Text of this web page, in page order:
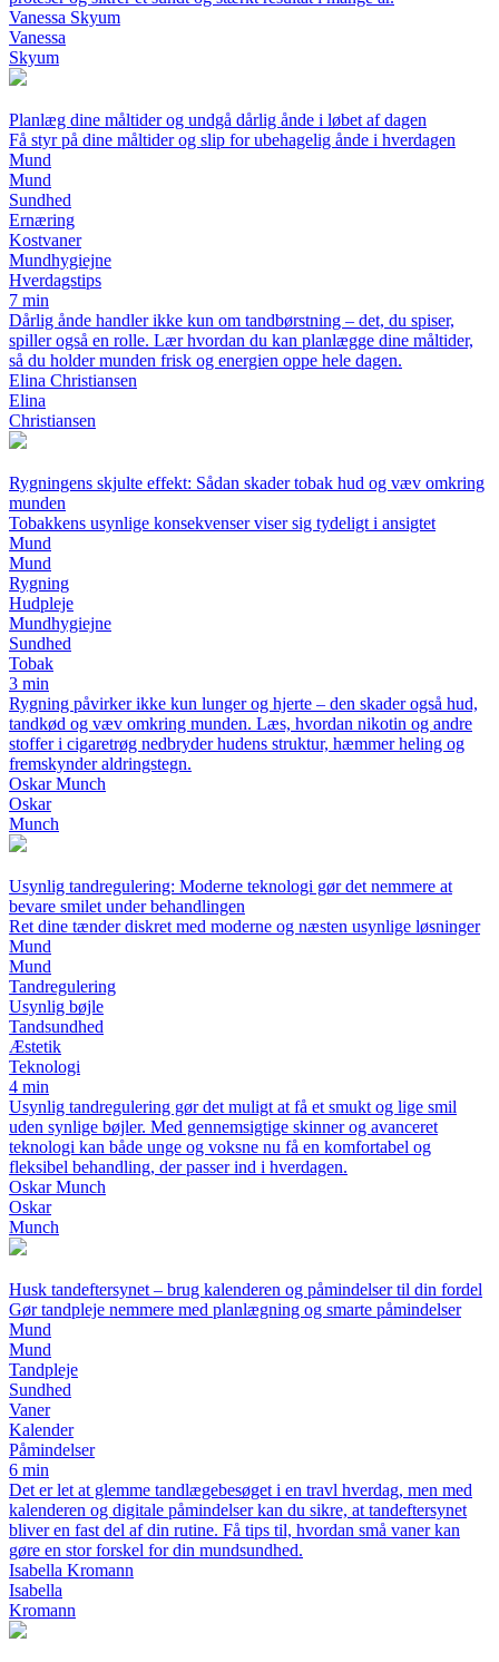
Vanessa Skyum
Vanessa
Skyum
Planlæg dine måltider og undgå dårlig ånde i løbet af dagen
Få styr på dine måltider og slip for ubehagelig ånde i hverdagen
Mund
Mund
Sundhed
Ernæring
Kostvaner
Mundhygiejne
Hverdagstips
7 min
Dårlig ånde handler ikke kun om tandbørstning – det, du spiser,
spiller også en rolle. Lær hvordan du kan planlægge dine måltider,
så du holder munden frisk og energien oppe hele dagen.
Elina Christiansen
Elina
Christiansen
Rygningens skjulte effekt: Sådan skader tobak hud og væv omkring
munden
Tobakkens usynlige konsekvenser viser sig tydeligt i ansigtet
Mund
Mund
Rygning
Hudpleje
Mundhygiejne
Sundhed
Tobak
3 min
Rygning påvirker ikke kun lunger og hjerte – den skader også hud,
tandkød og væv omkring munden. Læs, hvordan nikotin og andre
stoffer i cigaretrøg nedbryder hudens struktur, hæmmer heling og
fremskynder aldringstegn.
Oskar Munch
Oskar
Munch
Usynlig tandregulering: Moderne teknologi gør det nemmere at
bevare smilet under behandlingen
Ret dine tænder diskret med moderne og næsten usynlige løsninger
Mund
Mund
Tandregulering
Usynlig bøjle
Tandsundhed
Æstetik
Teknologi
4 min
Usynlig tandregulering gør det muligt at få et smukt og lige smil
uden synlige bøjler. Med gennemsigtige skinner og avanceret
teknologi kan både unge og voksne nu få en komfortabel og
fleksibel behandling, der passer ind i hverdagen.
Oskar Munch
Oskar
Munch
Husk tandeftersynet – brug kalenderen og påmindelser til din fordel
Gør tandpleje nemmere med planlægning og smarte påmindelser
Mund
Mund
Tandpleje
Sundhed
Vaner
Kalender
Påmindelser
6 min
Det er let at glemme tandlægebesøget i en travl hverdag, men med
kalenderen og digitale påmindelser kan du sikre, at tandeftersynet
bliver en fast del af din rutine. Få tips til, hvordan små vaner kan
gøre en stor forskel for din mundsundhed.
Isabella Kromann
Isabella
Kromann